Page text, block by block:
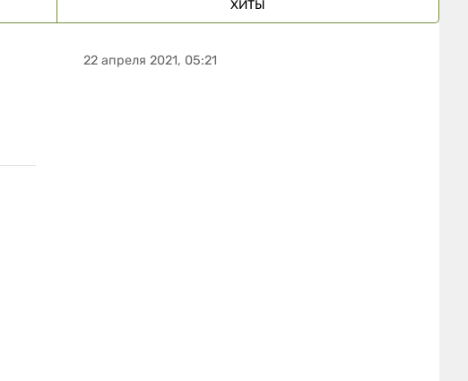
ХИТЫ
22 апреля 2021, 05:21